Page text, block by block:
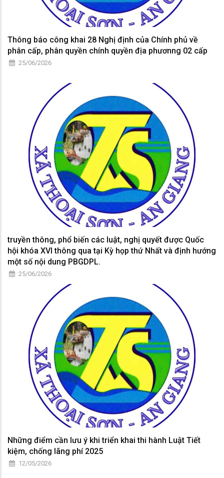
Thông báo công khai 28 Nghị định của Chính phủ về
phân cấp, phân quyền chính quyền địa phươnng 02 cấp
25/06/2026
truyền thông, phổ biến các luật, nghị quyết được Quốc
hội khóa XVI thông qua tại Kỳ họp thứ Nhất và định hướng
một số nội dung PBGDPL.
25/06/2026
Những điểm cần lưu ý khi triển khai thi hành Luật Tiết
kiệm, chống lãng phí 2025
12/05/2026